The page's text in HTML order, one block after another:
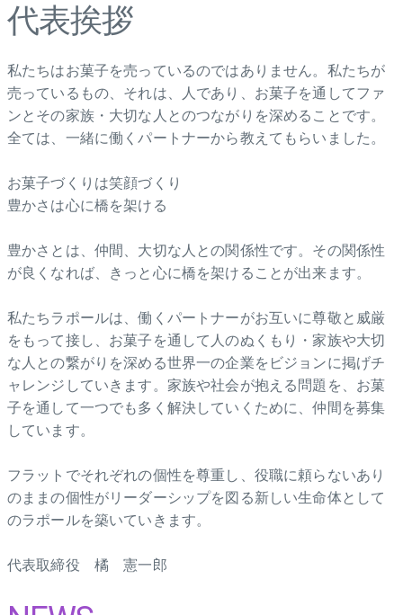
代表挨拶
私たちはお菓子を売っているのではありません。私たちが
売っているもの、それは、人であり、お菓子を通してファ
ンとその家族・大切な人とのつながりを深めることです。
全ては、一緒に働くパートナーから教えてもらいました。
お菓子づくりは笑顔づくり
豊かさは心に橋を架ける
豊かさとは、仲間、大切な人との関係性です。その関係性
が良くなれば、きっと心に橋を架けることが出来ます。
私たちラポールは、働くパートナーがお互いに尊敬と威厳
をもって接し、お菓子を通して人のぬくもり・家族や大切
な人との繋がりを深める世界一の企業をビジョンに掲げチ
ャレンジしていきます。家族や社会が抱える問題を、お菓
子を通して一つでも多く解決していくために、仲間を募集
しています。
フラットでそれぞれの個性を尊重し、役職に頼らないあり
のままの個性がリーダーシップを図る新しい生命体として
のラポールを築いていきます。
代表取締役 橘 憲一郎